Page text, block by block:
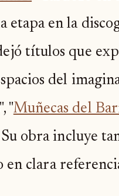
etapa en la
títulos que
del
", "Muñecas del
Su obra incluye
en clara